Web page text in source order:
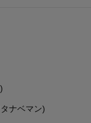
ナベマン)